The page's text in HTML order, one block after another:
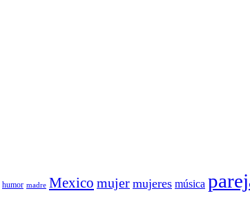
humor madre Mexico mujer mujeres música